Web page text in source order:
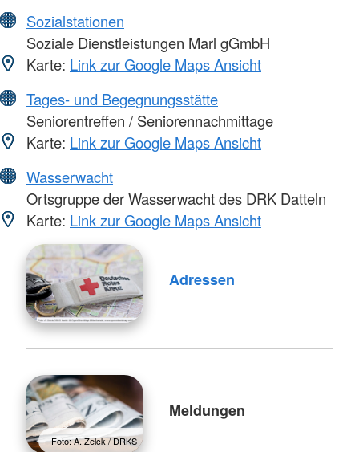
Sozialstationen
Soziale Dienstleistungen Marl gGmbH
Karte: Link zur Google Maps Ansicht
Tages- und Begegnungsstätte
Seniorentreffen / Seniorennachmittage
Karte: Link zur Google Maps Ansicht
Wasserwacht
Ortsgruppe der Wasserwacht des DRK Datteln
Karte: Link zur Google Maps Ansicht
Adressen
Foto: A. Zelck / DRKS
Meldungen